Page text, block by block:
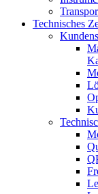
Technisches